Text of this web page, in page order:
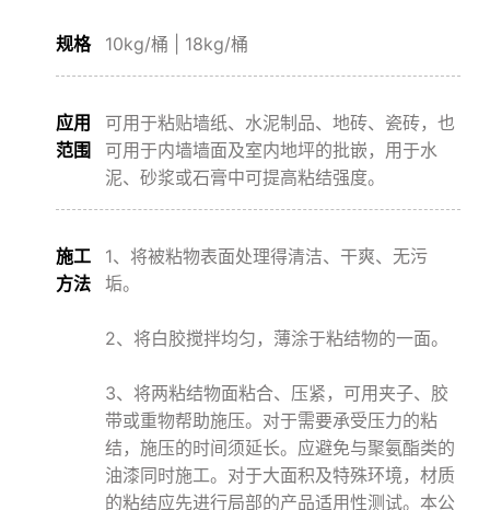
规格 10kg/桶 | 18kg/桶
应用
范围
可用于粘贴墙纸、水泥制品、地砖、瓷砖，也
可用于内墙墙面及室内地坪的批嵌，用于水
泥、砂浆或石膏中可提高粘结强度。
施工
方法
1、将被粘物表面处理得清洁、干爽、无污
垢。
2、将白胶搅拌均匀，薄涂于粘结物的一面。
3、将两粘结物面粘合、压紧，可用夹子、胶
带或重物帮助施压。对于需要承受压力的粘
结，施压的时间须延长。应避免与聚氨酯类的
油漆同时施工。对于大面积及特殊环境，材质
的粘结应先进行局部的产品适用性测试。本公